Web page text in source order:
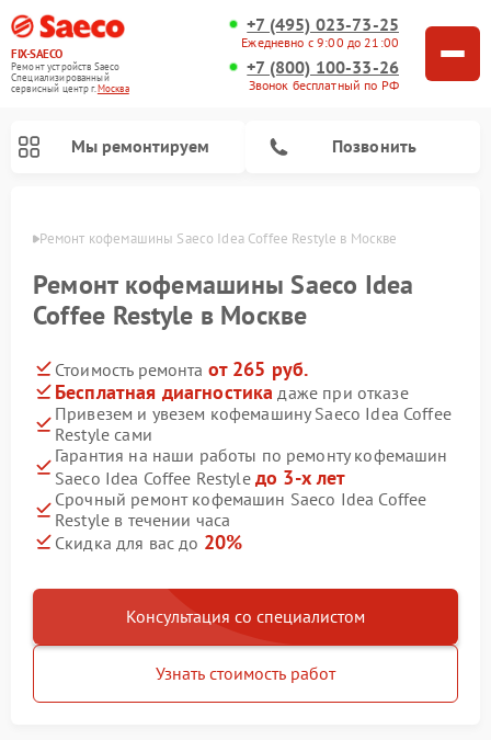
FIX-SAECO
Ремонт устройств Saeco
Специализированный
cервисный центр г.Москва
+7 (495) 023-73-25
Ежедневно с 9:00 до 21:00
+7 (800) 100-33-26
Звонок бесплатный по РФ
Мы ремонтируем Позвонить
Ремонт кофемашины Saeco Idea Coffee Restyle в Москве
Ремонт кофемашины Saeco Idea
Coffee Restyle в Москве
Стоимость ремонта от 265 руб.
Бесплатная диагностика даже при отказе
Привезем и увезем кофемашину Saeco Idea Coffee
Restyle сами
Гарантия на наши работы по ремонту кофемашин
Saeco Idea Coffee Restyle до 3-х лет
Срочный ремонт кофемашин Saeco Idea Coffee
Restyle в течении часа
Скидка для вас до 20%
Консультация со специалистом
Узнать стоимость работ